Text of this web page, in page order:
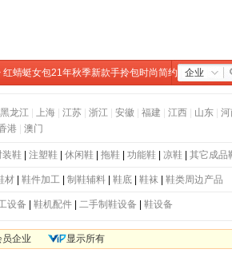
红蜻蜓女包21年秋季新款手拎包时尚简约 企业
黑龙江 上海| 江苏| 浙江 安徽| 福建 江西| 山东| 河
港| 澳门
装鞋| 注塑鞋| 休闲鞋| 拖鞋| 功能鞋| 凉鞋| 其它成品
材| 鞋件加工| 制鞋辅料| 鞋底| 鞋袜| 鞋类周边产品
设备 鞋机配件| 二手制鞋设备 鞋设备
企业 显示所有